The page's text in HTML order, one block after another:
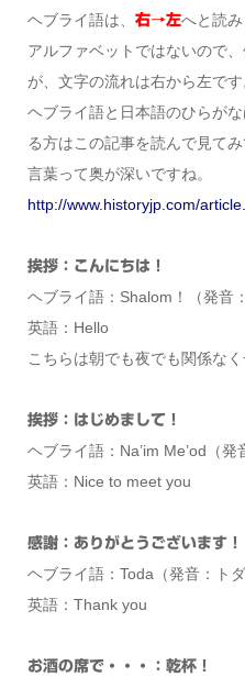
ヘブライ語は、 右→左へと読み
アルファベットではないので
が、文字の流れは右から左です
ヘブライ語と日本語のひらが
る方はこの記事を読んで見てみ
言葉って奥が深いですね。
http://www.historyjp.com/
挨拶：こんにちは！
ヘブライ語：Shalom！（発音
英語：Hello
こちらは朝でも夜でも関係な
挨拶：はじめまして！
ヘブライ語：Na’im Me’od（発
英語：Nice to meet you
感謝：ありがとうございます！
ヘブライ語：Toda（発音：トダ
英語：Thank you
お酒の席で・・・：乾杯！